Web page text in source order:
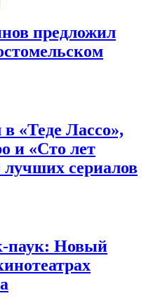
предложил
«Теде Лассо»,
и «Сто лет
лучших сериалов
паук: Новый